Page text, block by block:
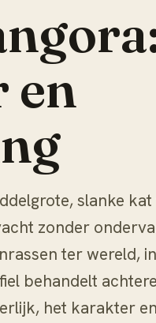
en
slanke
zonder
ter wereld,
behandelt
het karakter